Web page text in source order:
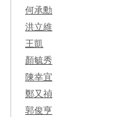
何承勳
洪立維
王凱
顏毓秀
陳幸宜
鄭又禎
郭俊亨